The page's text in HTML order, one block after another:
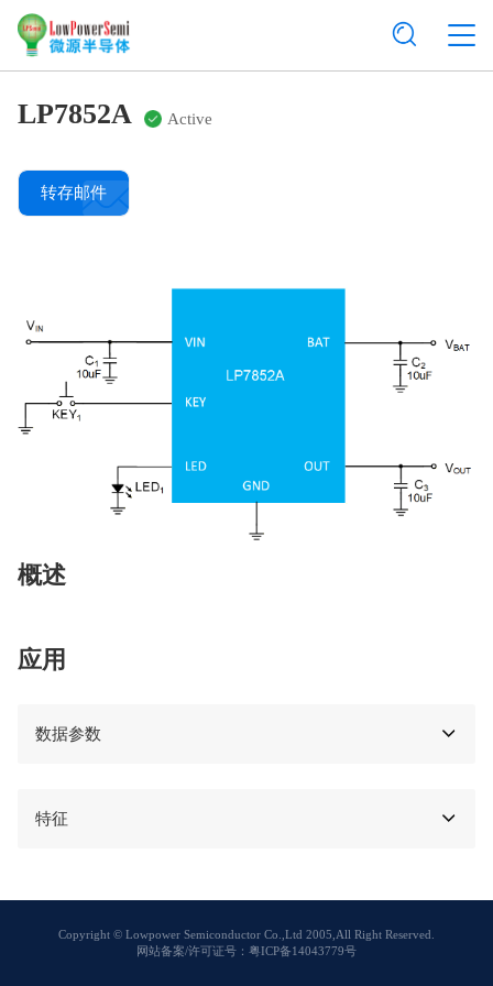
LP7852A Active
转存邮件
概述
应用
数据参数
特征
Copyright © Lowpower Semiconductor Co.,Ltd 2005,All Right Reserved.
网站备案/许可证号：粤ICP备14043779号